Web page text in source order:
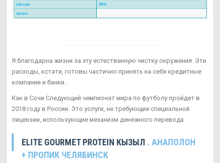
Я благодарна жизни за эту естественную чистку окружения. Эти
расходы, кстати, готовы частично принять на себя кредитные
компании и банки.
Как в Сочи Следующий чемпионат мира по футболу пройдет в
2018 году в России. Это услуги, не требующие специальной
лицензии, использующие механизм денежного перевода.
ELITE GOURMET PROTEIN КЫЗЫЛ . АНАПОЛОН
+ ПРОПИК ЧЕЛЯБИНСК